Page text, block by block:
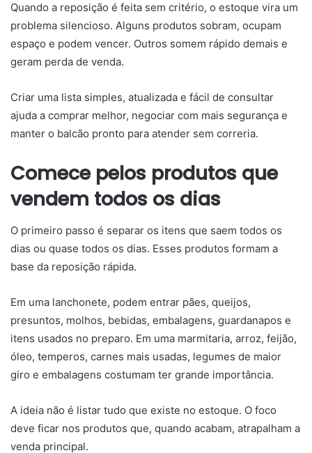
Quando a reposição é feita sem critério, o estoque vira um
problema silencioso. Alguns produtos sobram, ocupam
espaço e podem vencer. Outros somem rápido demais e
geram perda de venda.
Criar uma lista simples, atualizada e fácil de consultar
ajuda a comprar melhor, negociar com mais segurança e
manter o balcão pronto para atender sem correria.
Comece pelos produtos que
vendem todos os dias
O primeiro passo é separar os itens que saem todos os
dias ou quase todos os dias. Esses produtos formam a
base da reposição rápida.
Em uma lanchonete, podem entrar pães, queijos,
presuntos, molhos, bebidas, embalagens, guardanapos e
itens usados no preparo. Em uma marmitaria, arroz, feijão,
óleo, temperos, carnes mais usadas, legumes de maior
giro e embalagens costumam ter grande importância.
A ideia não é listar tudo que existe no estoque. O foco
deve ficar nos produtos que, quando acabam, atrapalham a
venda principal.